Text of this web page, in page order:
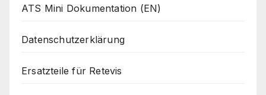
ATS Mini Dokumentation (EN)
Datenschutzerklärung
Ersatzteile für Retevis